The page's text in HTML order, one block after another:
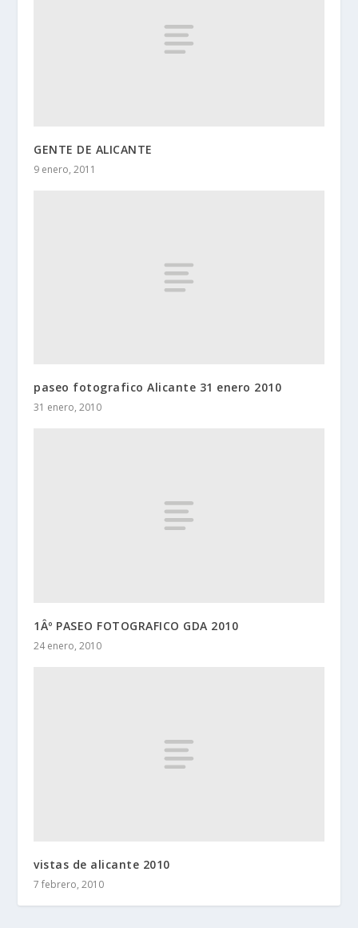
GENTE DE ALICANTE
9 enero, 2011
paseo fotografico Alicante 31 enero 2010
31 enero, 2010
1Âº PASEO FOTOGRAFICO GDA 2010
24 enero, 2010
vistas de alicante 2010
7 febrero, 2010